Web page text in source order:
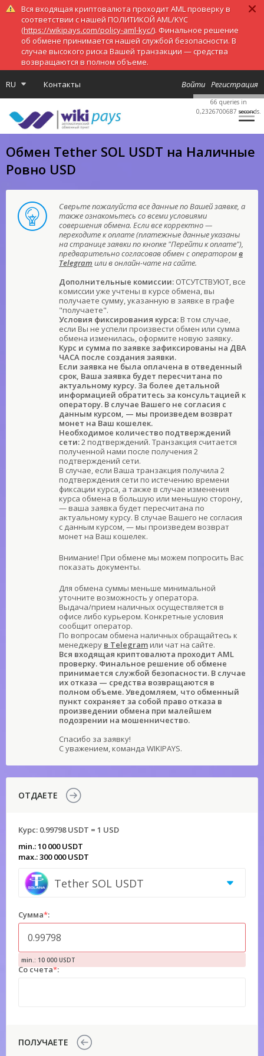
Вся входящая криптовалюта проходит AML проверку в
соответствии с нашей ПОЛИТИКОЙ AML/KYC
(https://wikipays.com/policy-aml-kyc/). Финальное решение
об обмене принимается нашей службой безопасности. В
случае высокого риска Вашей транзакции — средства
возвращаются в полном объеме.
RU Контакты Регистрация
Войти
Обмен Tether SOL USDT на Наличные
Ровно USD
Сверьте пожалуйста все данные по Вашей заявке, а
также ознакомьтесь со всеми условиями
совершения обмена. Если все корректно —
переходите к оплате (платежные данные указаны
на странице заявки по кнопке "Перейти к оплате"),
предварительно согласовав обмен с операторомв
Telegram или в онлайн-чате на сайте.
Дополнительные комиссии: ОТСУТСТВУЮТ, все
комиссии уже учтены в курсе обмена, вы
получаете сумму, указанную в заявке в графе
"получаете".
Условия фиксирования курса: В том случае,
если Вы не успели произвести обмен или сумма
обмена изменилась, оформите новую заявку.
Курс и сумма по заявке зафиксированы на ДВА
ЧАСА после создания заявки.
Если заявка не была оплачена в отведенный
срок, Ваша заявка будет пересчитана по
актуальному курсу. За более детальной
информацией обратитесь за консультацией к
оператору. В случае Вашего не согласия с
данным курсом, — мы произведем возврат
монет на Ваш кошелек.
Необходимое количество подтверждений
сети:2 подтверждений. Транзакция считается
полученной нами после получения 2
подтверждений сети.
В случае, если Ваша транзакция получила 2
подтверждения сети по истечению времени
фиксации курса, а также в случае изменения
курса обмена в большую или меньшую сторону,
— ваша заявка будет пересчитана по
актуальному курсу. В случае Вашего не согласия
с данным курсом, — мы произведем возврат
монет на Ваш кошелек.
Внимание! При обмене мы можем попросить Вас
показать документы.
Для обмена суммы меньше минимальной
уточните возможность у оператора.
Выдача/прием наличных осуществляется в
офисе либо курьером. Конкретные условия
сообщит оператор.
По вопросам обмена наличных обращайтесь к
менеджеру в Telegram или чат на сайте.
Вся входящая криптовалюта проходит AML
проверку. Финальное решение об обмене
принимается службой безопасности. В случае
их отказа — средства возвращаются в
полном объеме. Уведомляем, что обменный
пункт сохраняет за собой право отказа в
произведении обмена при малейшем
подозрении на мошенничество.
Спасибо за заявку!
С уважением, команда WIKIPAYS.
ОТДАЕТЕ
Курс: 0.99798 USDT = 1 USD
min.: 10 000 USDT
max.: 300 000 USDT
Tether SOL USDT
Сумма*:
min.: 10 000 USDT
Со счета*:
ПОЛУЧАЕТЕ
66 queries in
0,2326700687 seconds.